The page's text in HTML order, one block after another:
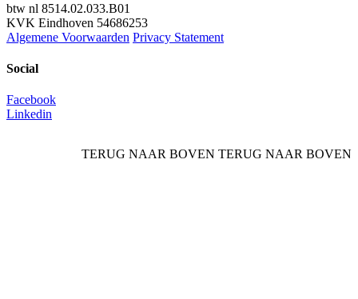
btw nl 8514.02.033.B01
KVK Eindhoven 54686253
Algemene Voorwaarden Privacy Statement
Social
Facebook
Linkedin
TERUG NAAR BOVEN TERUG NAAR BOVEN